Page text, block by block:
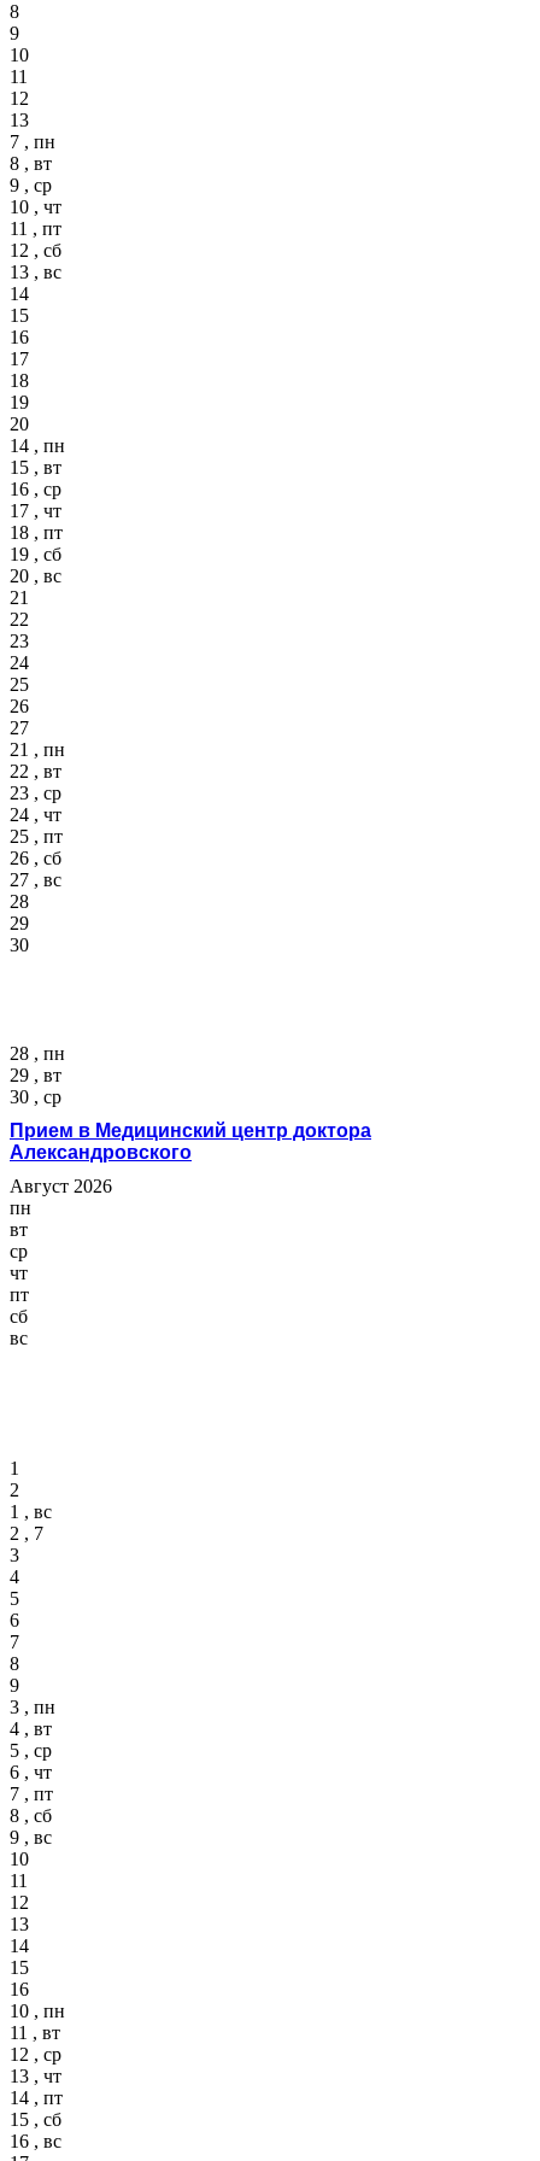
8
9
10
11
12
13
7 , пн
8 , вт
9 , ср
10 , чт
11 , пт
12 , сб
13 , вс
14
15
16
17
18
19
20
14 , пн
15 , вт
16 , ср
17 , чт
18 , пт
19 , сб
20 , вс
21
22
23
24
25
26
27
21 , пн
22 , вт
23 , ср
24 , чт
25 , пт
26 , сб
27 , вс
28
29
30
28 , пн
29 , вт
30 , ср
Прием в Медицинский центр доктора
Александровского
Август 2026
пн
вт
ср
чт
пт
сб
вс
1
2
1 , вс
2 , 7
3
4
5
6
7
8
9
3 , пн
4 , вт
5 , ср
6 , чт
7 , пт
8 , сб
9 , вс
10
11
12
13
14
15
16
10 , пн
11 , вт
12 , ср
13 , чт
14 , пт
15 , сб
16 , вс